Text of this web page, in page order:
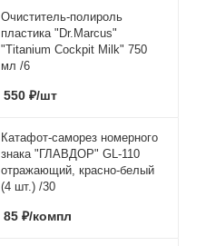
Очиститель-полироль
пластика "Dr.Marcus"
"Titanium Cockpit Milk" 750
мл /6
550 ₽/шт
Катафот-саморез номерного
знака "ГЛАВДОР" GL-110
отражающий, красно-белый
(4 шт.) /30
85 ₽/компл